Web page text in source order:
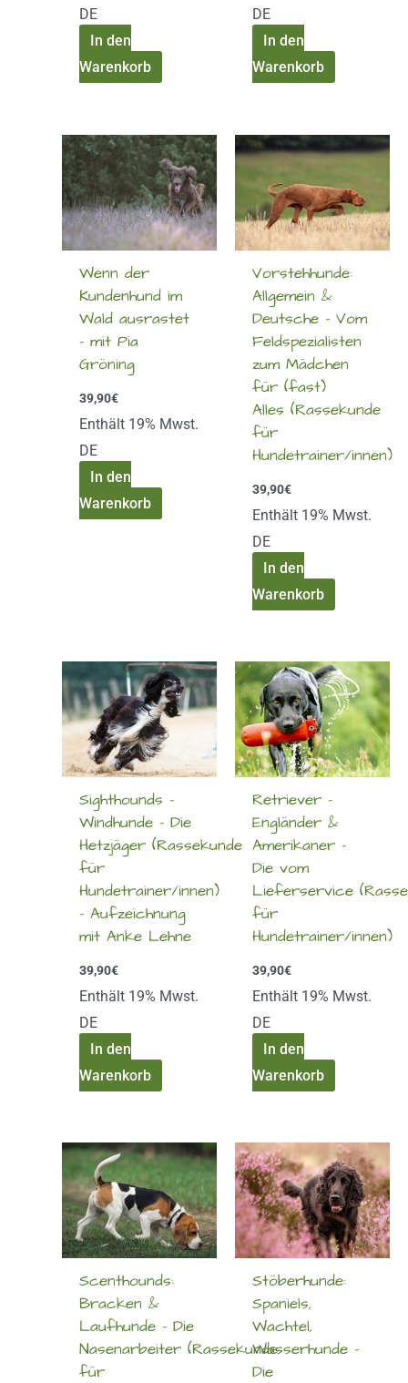
DE
In den
Warenkorb
DE
In den
Warenkorb
Wenn der
Kundenhund im
Wald ausrastet
– mit Pia
Gröning
39,90€
Enthält 19% Mwst.
DE
In den
Warenkorb
Vorstehhunde:
Allgemein &
Deutsche – Vom
Feldspezialisten
zum Mädchen
für (fast)
Alles (Rassekunde
für
Hundetrainer/innen)
39,90€
Enthält 19% Mwst.
DE
In den
Warenkorb
Sighthounds –
Windhunde – Die
Hetzjäger (Rassekunde
für
Hundetrainer/innen)
– Aufzeichnung
mit Anke Lehne
39,90€
Enthält 19% Mwst.
DE
In den
Warenkorb
Retriever –
Engländer &
Amerikaner –
Die vom
Lieferservice
für
Hundetrainer/innen)
39,90€
Enthält 19% Mwst.
DE
In den
Warenkorb
Scenthounds:
Bracken &
Laufhunde – Die
Nasenarbeiter (Rassekunde
für
Stöberhunde:
Spaniels,
Wachtel,
Wasserhunde –
Die